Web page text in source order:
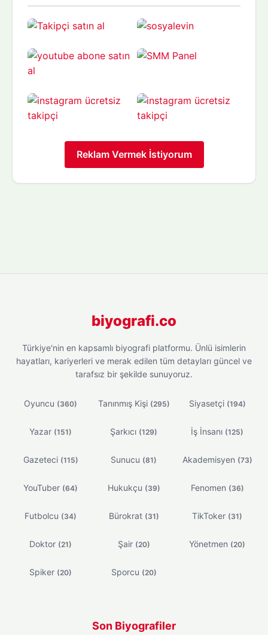
Reklam Vermek İstiyorum
biyografi.co
Türkiye'nin en kapsamlı biyografi platformu. Ünlü isimlerin
hayatları, kariyerleri ve merak edilen tüm detayları güncel ve
tarafsız bir şekilde sunuyoruz.
Oyuncu (360) Tanınmış Kişi (295) Siyasetçi (194)
Yazar (151) Şarkıcı (129) İş İnsanı (125)
Gazeteci (115) Sunucu (81) Akademisyen (73)
YouTuber (64) Hukukçu (39) Fenomen (36)
Futbolcu (34) Bürokrat (31) TikToker (31)
Doktor (21) Şair (20) Yönetmen (20)
Spiker (20) Sporcu (20)
Son Biyografiler